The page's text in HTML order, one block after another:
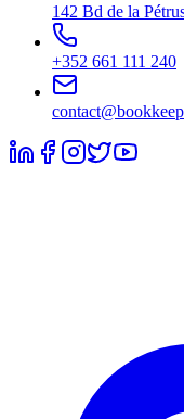
142 Bd de la
+352 661 111 240